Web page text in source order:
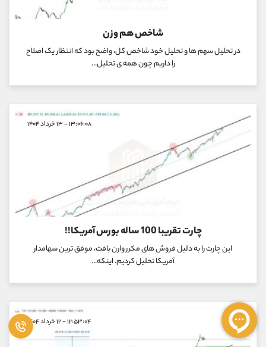
شاخص هم وزن
در تحلیل سهم ها و تحلیل خود شاخص کل، واضح بود که انتظار یک اصلاح
را داریم چون همه ی تحلیل...
۱۳:۰۶:۰۸ - ۱۳ خرداد ۱۴۰۴
چارت تقریبا 100 ساله بورس آمریکا!!
این چارت را به دلیل فروش های مکرر وارن بافت، موفق ترین سهامدار
آمریکا تحلیل کردیم. اینکه...
۱۲:۵۳:۰۴ - ۱۲ خرداد ۱۴۰۴